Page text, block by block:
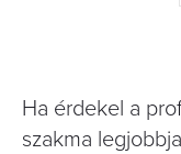
Ha érdekel a
szakma